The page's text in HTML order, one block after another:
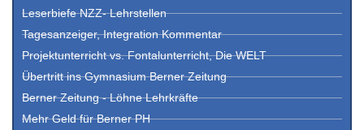
Leserbiefe NZZ- Lehrstellen
Tagesanzeiger, Integration Kommentar
Projektunterricht vs. Fontalunterricht, Die WELT
Übertritt ins Gymnasium Berner Zeitung
Berner Zeitung - Löhne Lehrkräfte
Mehr Geld für Berner PH